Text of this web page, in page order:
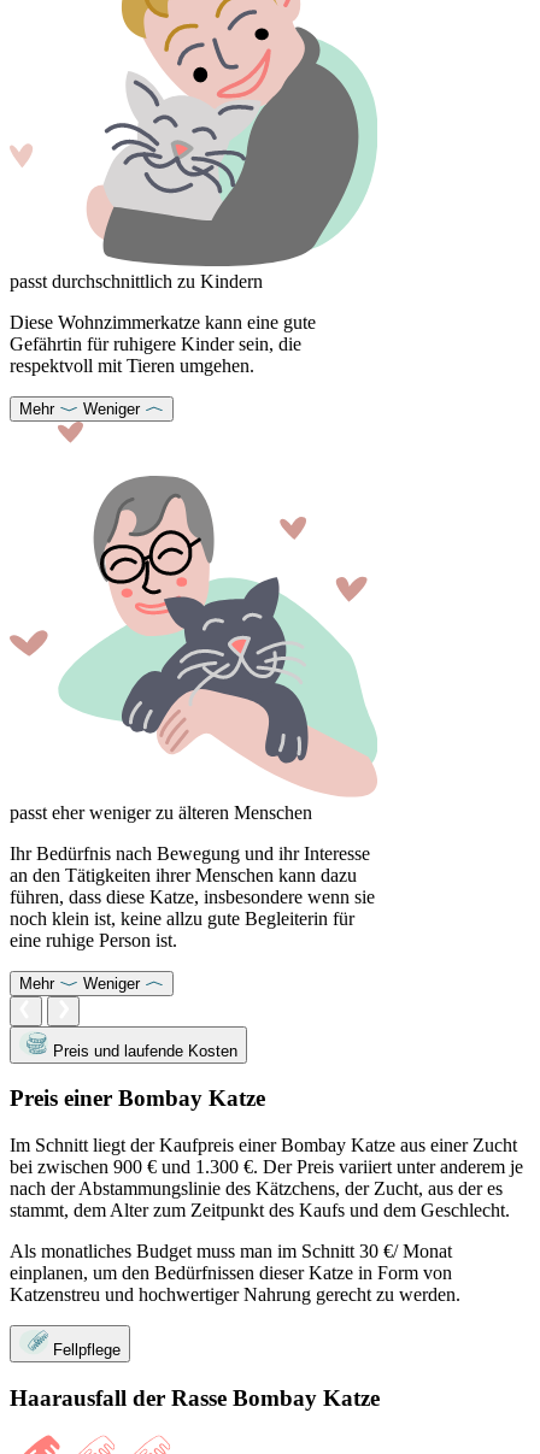
passt durchschnittlich zu Kindern
Diese Wohnzimmerkatze kann eine gute
Gefährtin für ruhigere Kinder sein, die
respektvoll mit Tieren umgehen.
Mehr Weniger
passt eher weniger zu älteren Menschen
Ihr Bedürfnis nach Bewegung und ihr Interesse
an den Tätigkeiten ihrer Menschen kann dazu
führen, dass diese Katze, insbesondere wenn sie
noch klein ist, keine allzu gute Begleiterin für
eine ruhige Person ist.
Mehr Weniger
Preis und laufende Kosten
Preis einer Bombay Katze
Im Schnitt liegt der Kaufpreis einer Bombay Katze aus einer Zucht
bei zwischen 900 € und 1.300 €. Der Preis variiert unter anderem je
nach der Abstammungslinie des Kätzchens, der Zucht, aus der es
stammt, dem Alter zum Zeitpunkt des Kaufs und dem Geschlecht.
Als monatliches Budget muss man im Schnitt 30 €/ Monat
einplanen, um den Bedürfnissen dieser Katze in Form von
Katzenstreu und hochwertiger Nahrung gerecht zu werden.
Fellpflege
Haarausfall der Rasse Bombay Katze